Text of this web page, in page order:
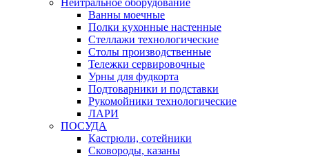
Ванны моечные
Полки кухонные настенные
Стеллажи технологические
Столы производственные
Тележки сервировочные
Урны для фудкорта
Подтоварники и подставки
Рукомойники технологические
ЛАРИ
ПОСУДА
Кастрюли, сотейники
Сковороды, казаны